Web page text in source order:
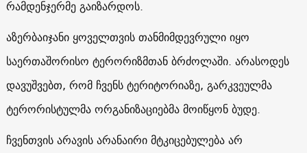
რამდენჯერმე გაიზარდოს.
აზერბაიჯანი ყოველთვის თანმიმდევრული იყო
საერთაშორისო ტერორიზმთან ბრძოლაში. არასოდეს
დავუშვებთ, რომ ჩვენს ტერიტორიაზე, გარკვეულმა
ტერორისტულმა ორგანიზაციებმა მოიწყონ ბუდე.
ჩვენთვის არავის არანაირი მტკიცებულება არ